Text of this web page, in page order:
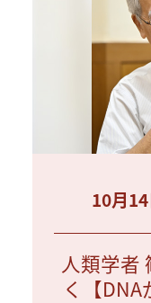
10月
人類学者
く【DNA